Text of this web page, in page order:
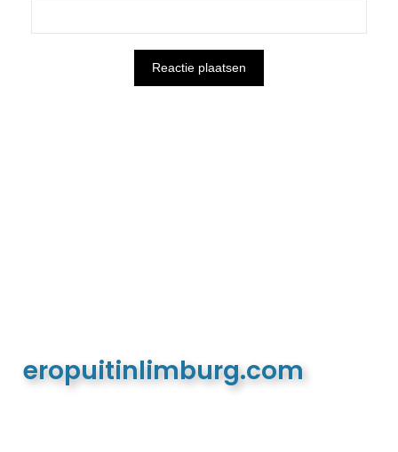
eropuitinlimburg.com